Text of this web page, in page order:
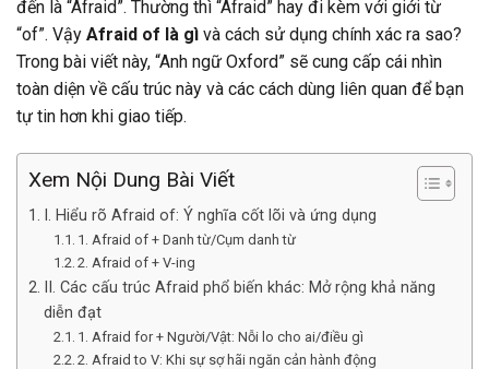
đến là “Afraid”. Thường thì “Afraid” hay đi kèm với giới từ
“of”. Vậy Afraid of là gì và cách sử dụng chính xác ra sao?
Trong bài viết này, “Anh ngữ Oxford” sẽ cung cấp cái nhìn
toàn diện về cấu trúc này và các cách dùng liên quan để bạn
tự tin hơn khi giao tiếp.
Xem Nội Dung Bài Viết
I. Hiểu rõ Afraid of: Ý nghĩa cốt lõi và ứng dụng
1. Afraid of + Danh từ/Cụm danh từ
2. Afraid of + V-ing
II. Các cấu trúc Afraid phổ biến khác: Mở rộng khả năng
diễn đạt
1. Afraid for + Người/Vật: Nỗi lo cho ai/điều gì
2. Afraid to V: Khi sự sợ hãi ngăn cản hành động